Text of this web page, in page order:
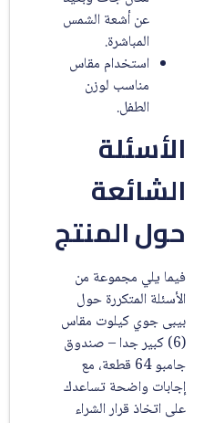
عن أشعة الشمس
المباشرة.
استخدام مقاس
مناسب لوزن
الأسئلة
الشائعة
حول المنتج
فيما يلي مجموعة من
الأسئلة المتكررة حول
بيبى جوي كيلوت مقاس
(6) كبير جدا – صندوق
جامبو 64 قطعة، مع
إجابات واضحة تساعدك
على اتخاذ قرار الشراء